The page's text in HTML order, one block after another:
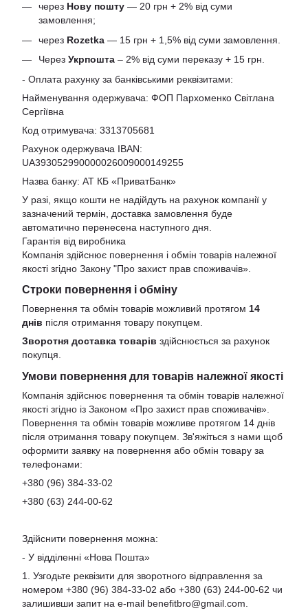
через Нову пошту — 20 грн + 2% від суми
замовлення;
через Rozetka — 15 грн + 1,5% від суми замовлення.
Через Укрпошта – 2% від суми переказу + 15 грн.
- Оплата рахунку за банківськими реквізитами:
Найменування одержувача: ФОП Пархоменко Світлана
Сергіївна
Код отримувача: 3313705681
Рахунок одержувача IBAN:
UA393052990000026009000149255
Назва банку: АТ КБ «ПриватБанк»
У разі, якщо кошти не надійдуть на рахунок компанії у
зазначений термін, доставка замовлення буде
автоматично перенесена наступного дня.
Гарантія від виробника
Компанія здійснює повернення і обмін товарів належної
якості згідно Закону "Про захист прав споживачів»
Строки повернення і обміну
Повернення та обмін товарів можливий протягом 14
днів після отримання товару покупцем.
Зворотня доставка товарів здійснюється за рахунок
покупця.
Умови повернення для товарів належної якості
Компанія здійснює повернення та обмін товарів належної
якості згідно із Законом «Про захист прав споживачів».
Повернення та обмін товарів можливе протягом 14 днів
після отримання товару покупцем. Зв'яжіться з нами щоб
оформити заявку на повернення або обмін товару за
телефонами:
+380 (96) 384-33-02
+380 (63) 244-00-62
Здійснити повернення можна:
- У відділенні «Нова Пошта»
1. Узгодьте реквізити для зворотного відправлення за
номером +380 (96) 384-33-02 або +380 (63) 244-00-62 чи
залишивши запит на e-mail benefitbro@gmail.com